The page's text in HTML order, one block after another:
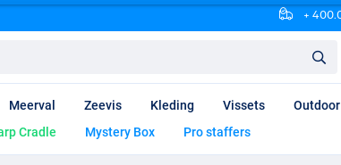
+
Meerval Zeevis Kleding Vissets Outdoor
Cradle Mystery Box Pro staffers